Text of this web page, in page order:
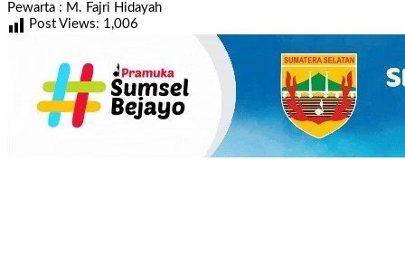
Pewarta : M. Fajri Hidayah
Post Views: 1,006